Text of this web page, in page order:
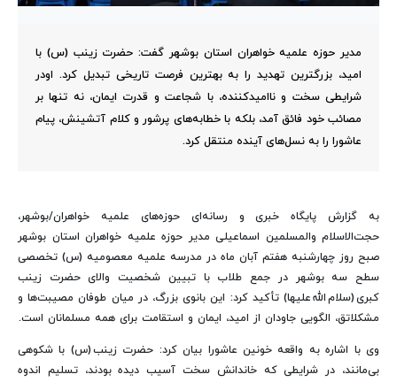
مدیر حوزه علمیه خواهران استان بوشهر گفت: ‌حضرت زینب (س) با
امید، بزرگترین تهدید را به بهترین فرصت تاریخی تبدیل کرد. اودر
شرایطی سخت و ناامیدکننده، با شجاعت و قدرت ایمان، نه تنها بر
مصائب خود فائق آمد، بلکه با خطابه‌های پرشور و کلام آتشینش، پیام
عاشورا را به نسل‌های آینده منتقل کرد.
به گزارش پایگاه خبری و رسانه‌ای حوزه‌های علمیه خواهران/بوشهر،
حجت‌الاسلام والمسلمین اسماعیلی مدیر حوزه علمیه خواهران استان بوشهر
صبح روز چهارشنبه هفتم آبان ماه در مدرسه علمیه معصومیه (س) تخصصی
سطح سه بوشهر در جمع طلاب با تبیین شخصیت والای حضرت زینب
کبری (سلام الله علیها) تأکید کرد: این بانوی بزرگ، در میان طوفان مصیبت‌ها و
مشکلاتق، الگویی جاودان از امید، ایمان و استقامت برای همه مسلمانان است.
وی با اشاره به واقعه خونین عاشورا بیان کرد: حضرت زینب (س) با شکوهی
بی‌مانند، در شرایطی که خاندانش سخت آسیب دیده بودند، تسلیم اندوه